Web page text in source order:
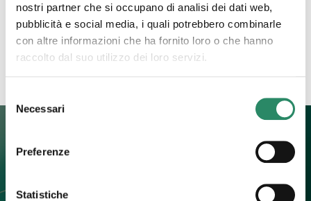
nostri partner che si occupano di analisi dei dati web,
pubblicità e social media, i quali potrebbero combinarle
con altre informazioni che ha fornito loro o che hanno
raccolto dal suo utilizzo dei loro servizi.
delNecessari
Preferenze
Statistiche
stato, di ciò che ancora[…]
Leggi tutto